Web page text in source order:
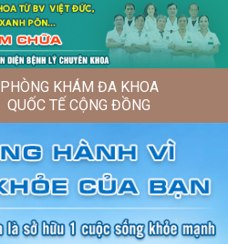
PHÒNG KHÁM ĐA KHOA
QUỐC TẾ CỘNG ĐỒNG